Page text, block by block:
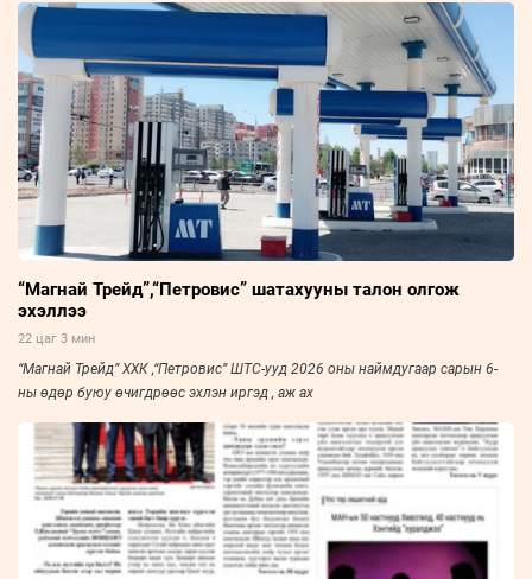
“Магнай Трейд”,“Петровис” шатахууны талон олгож
эхэллээ
22 цаг 3 мин
“Магнай Трейд” ХХК ,“Петровис” ШТС-ууд 2026 оны наймдугаар сарын 6-
ны өдөр буюу өчигдрөөс эхлэн иргэд , аж ах